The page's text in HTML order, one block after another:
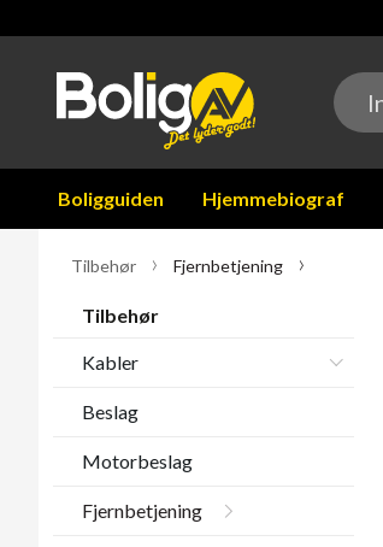
Boligguiden Hjemmebiograf
Tilbehør
Kabler
Beslag
Motorbeslag
Fjernbetjening
Tilbehør Fjernbetjening